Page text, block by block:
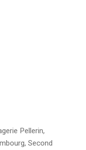
Pellerin,
, Second